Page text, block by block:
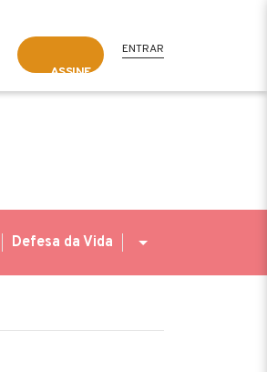
ASSINE
ENTRAR
Defesa da Vida